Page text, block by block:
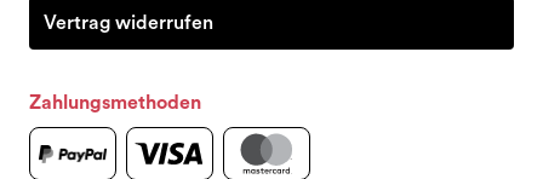
Vertrag widerrufen
Zahlungsmethoden